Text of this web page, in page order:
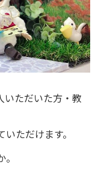
いただいた方・教
ただけます。